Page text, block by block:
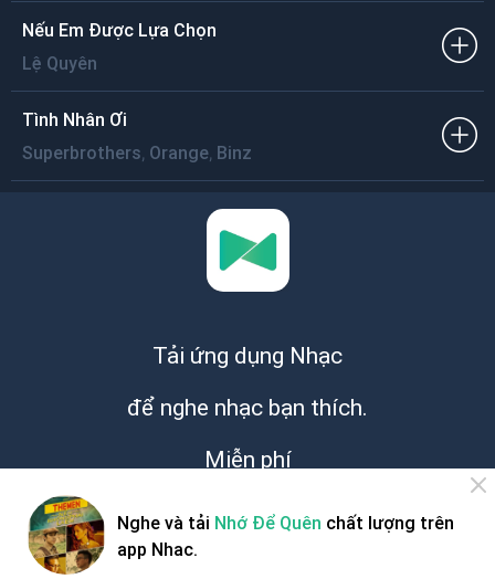
Nếu Em Được Lựa Chọn
Lệ Quyên
Tình Nhân Ơi
Superbrothers, Orange, Binz
Tải ứng dụng Nhạc
để nghe nhạc bạn thích.
Miễn phí
Nghe và tải Nhớ Để Quên chất lượng trên
app Nhac.